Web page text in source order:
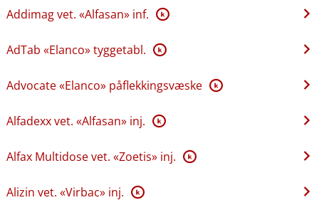
Addimag vet. «Alfasan» inf. K
AdTab «Elanco» tyggetabl. K
Advocate «Elanco» påflekkingsvæske K
Alfadexx vet. «Alfasan» inj. K
Alfax Multidose vet. «Zoetis» inj. K
Alizin vet. «Virbac» inj. K